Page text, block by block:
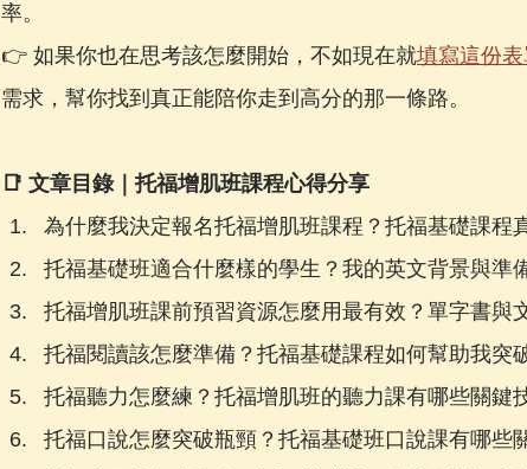
率。
👉 如果你也在思考該怎麼開始，不如現在就填寫這份
需求，幫你找到真正能陪你走到高分的那一條路。
📑 文章目錄｜托福增肌班課程心得分享
為什麼我決定報名托福增肌班課程？托福基礎課程
托福基礎班適合什麼樣的學生？我的英文背景與準
托福增肌班課前預習資源怎麼用最有效？單字書與
托福閱讀該怎麼準備？托福基礎課程如何幫助我突
托福聽力怎麼練？托福增肌班的聽力課有哪些關鍵
托福口說怎麼突破瓶頸？托福基礎班口說課有哪些